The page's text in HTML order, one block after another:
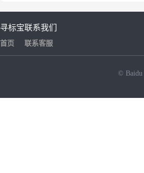
寻标宝
首页
联系我们
联系客服
© Baidu